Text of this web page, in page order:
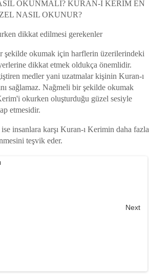
OKUNMALI? KURAN-I KERİM EN
NASIL OKUNUR?
dikkat edilmesi gerekenler
şekilde okumak için harflerin üzerilerindeki
dikkat etmek oldukça önemlidir.
medler yani uzatmalar kişinin Kuran-ı
sağlamaz. Nağmeli bir şekilde okumak
okurken oluşturduğu güzel sesiyle
etmesidir.
insanlara karşı Kuran-ı Kerimin daha fazla
teşvik eder.
Next